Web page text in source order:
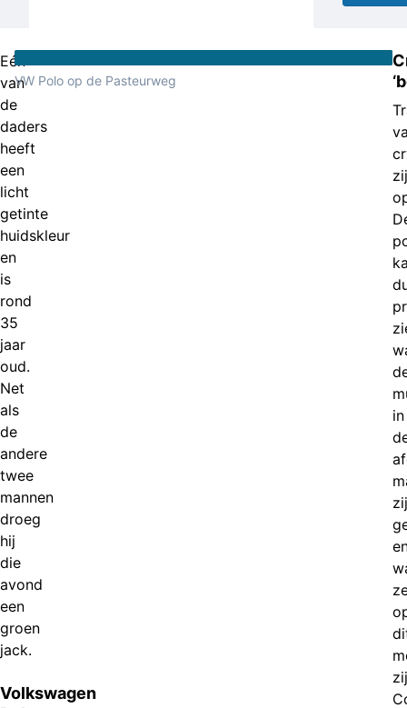
Eén
van
de
daders
heeft
een
licht
getinte
huidskleur
en
is
rond
35
jaar
oud.
Net
als
de
andere
twee
mannen
droeg
hij
die
avond
een
groen
jack.
Volkswagen
VW Polo op de Pasteurweg
in